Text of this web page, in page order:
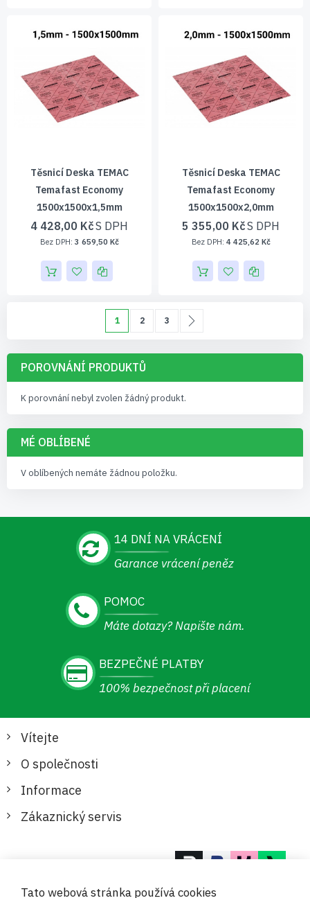
Těsnicí Deska TEMAC
Temafast Economy
1500x1500x1,5mm
4 428,00 Kč
3 659,50 Kč
Těsnicí Deska TEMAC
Temafast Economy
1500x1500x2,0mm
5 355,00 Kč
4 425,62 Kč
Právě si prohlížíte stránku
1 Stránka
2 Stránka
3
POROVNÁNÍ PRODUKTŮ
K porovnání nebyl zvolen žádný produkt.
MÉ OBLÍBENÉ
V oblíbených nemáte žádnou položku.
14 DNÍ NA VRÁCENÍ
Garance vrácení peněz
POMOC
Máte dotazy? Napište nám.
BEZPEČNÉ PLATBY
100% bezpečnost při placení
Vítejte
O společnosti
Informace
Zákaznický servis
Tato webová stránka používá cookies